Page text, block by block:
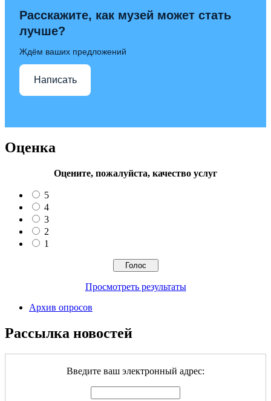
Расскажите, как музей может стать
лучше?
Ждём ваших предложений
Написать
Оценка
Оцените, пожалуйста, качество услуг
5
4
3
2
1
Просмотреть результаты
Архив опросов
Рассылка новостей
Введите ваш электронный адрес: